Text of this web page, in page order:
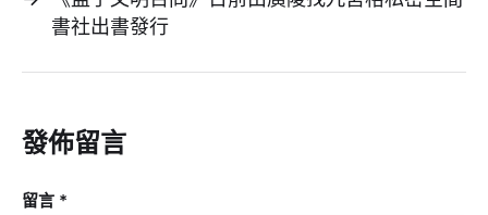
書社出書發行
發佈留言
留言 *